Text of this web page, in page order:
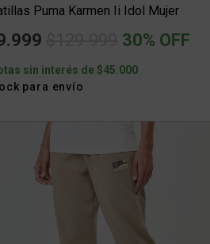
Puma Karmen Ii Idol Mujer
Price reduced from
to
30% OFF
sin interés de $45.000
para envío